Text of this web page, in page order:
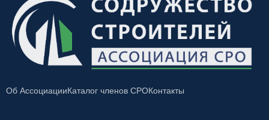
Об АссоциацииКаталог членов СРОКонтакты